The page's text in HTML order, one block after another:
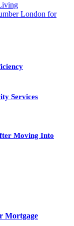
London for
Services
Moving Into
Mortgage